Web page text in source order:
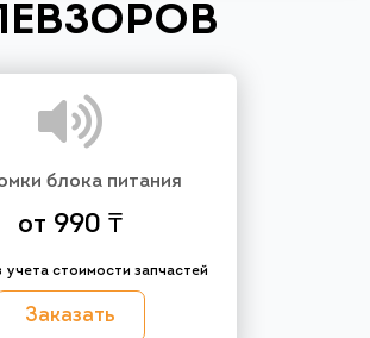
блока питания
от 990 ₸
учета стоимости запчастей
Заказать